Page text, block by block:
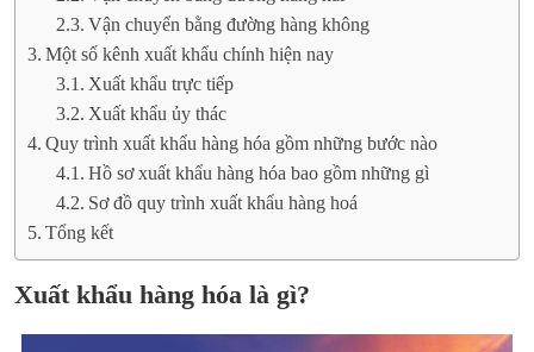
Vận chuyển bằng đường hàng không
Một số kênh xuất khẩu chính hiện nay
Xuất khẩu trực tiếp
Xuất khẩu ủy thác
Quy trình xuất khẩu hàng hóa gồm những bước nào
Hồ sơ xuất khẩu hàng hóa bao gồm những gì
Sơ đồ quy trình xuất khẩu hàng hoá
Tổng kết
Xuất khẩu hàng hóa là gì?